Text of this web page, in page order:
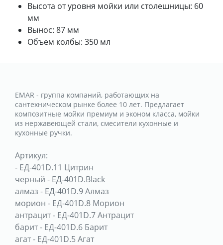
Высота от уровня мойки или столешницы: 60
мм
Вынос: 87 мм
Объем колбы: 350 мл
EMAR - группа компаний, работающих на
сантехническом рынке более 10 лет. Предлагает
композитные мойки премиум и эконом класса, мойки
из нержавеющей стали, смесители кухонные и
кухонные ручки.
Артикул:
- ЕД-401D.11 Цитрин
черный - ЕД-401D.Black
алмаз - ЕД-401D.9 Алмаз
морион - ЕД-401D.8 Морион
антрацит- ЕД-401D.7 Антрацит
барит- ЕД-401D.6 Барит
агат- ЕД-401D.5 Агат